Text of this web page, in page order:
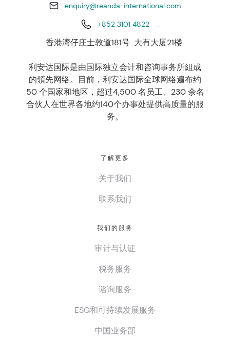
enquiry@reanda-international.com
+852 3101 4822
香港湾仔庄士敦道181号 大有大厦21楼
利安达国际是由国际独立会计和咨询事务所組成
的領先网络。目前，利安达国际全球网络遍布约
50 个国家和地区，超过4,500 名员工、230 余名
合伙人在世界各地约140个办事处提供高质量的服
务。
了解更多
关于我们
联系我们
我们的服务
审计与认证
税务服务
谘询服务
ESG和可持续发展服务
中国业务部